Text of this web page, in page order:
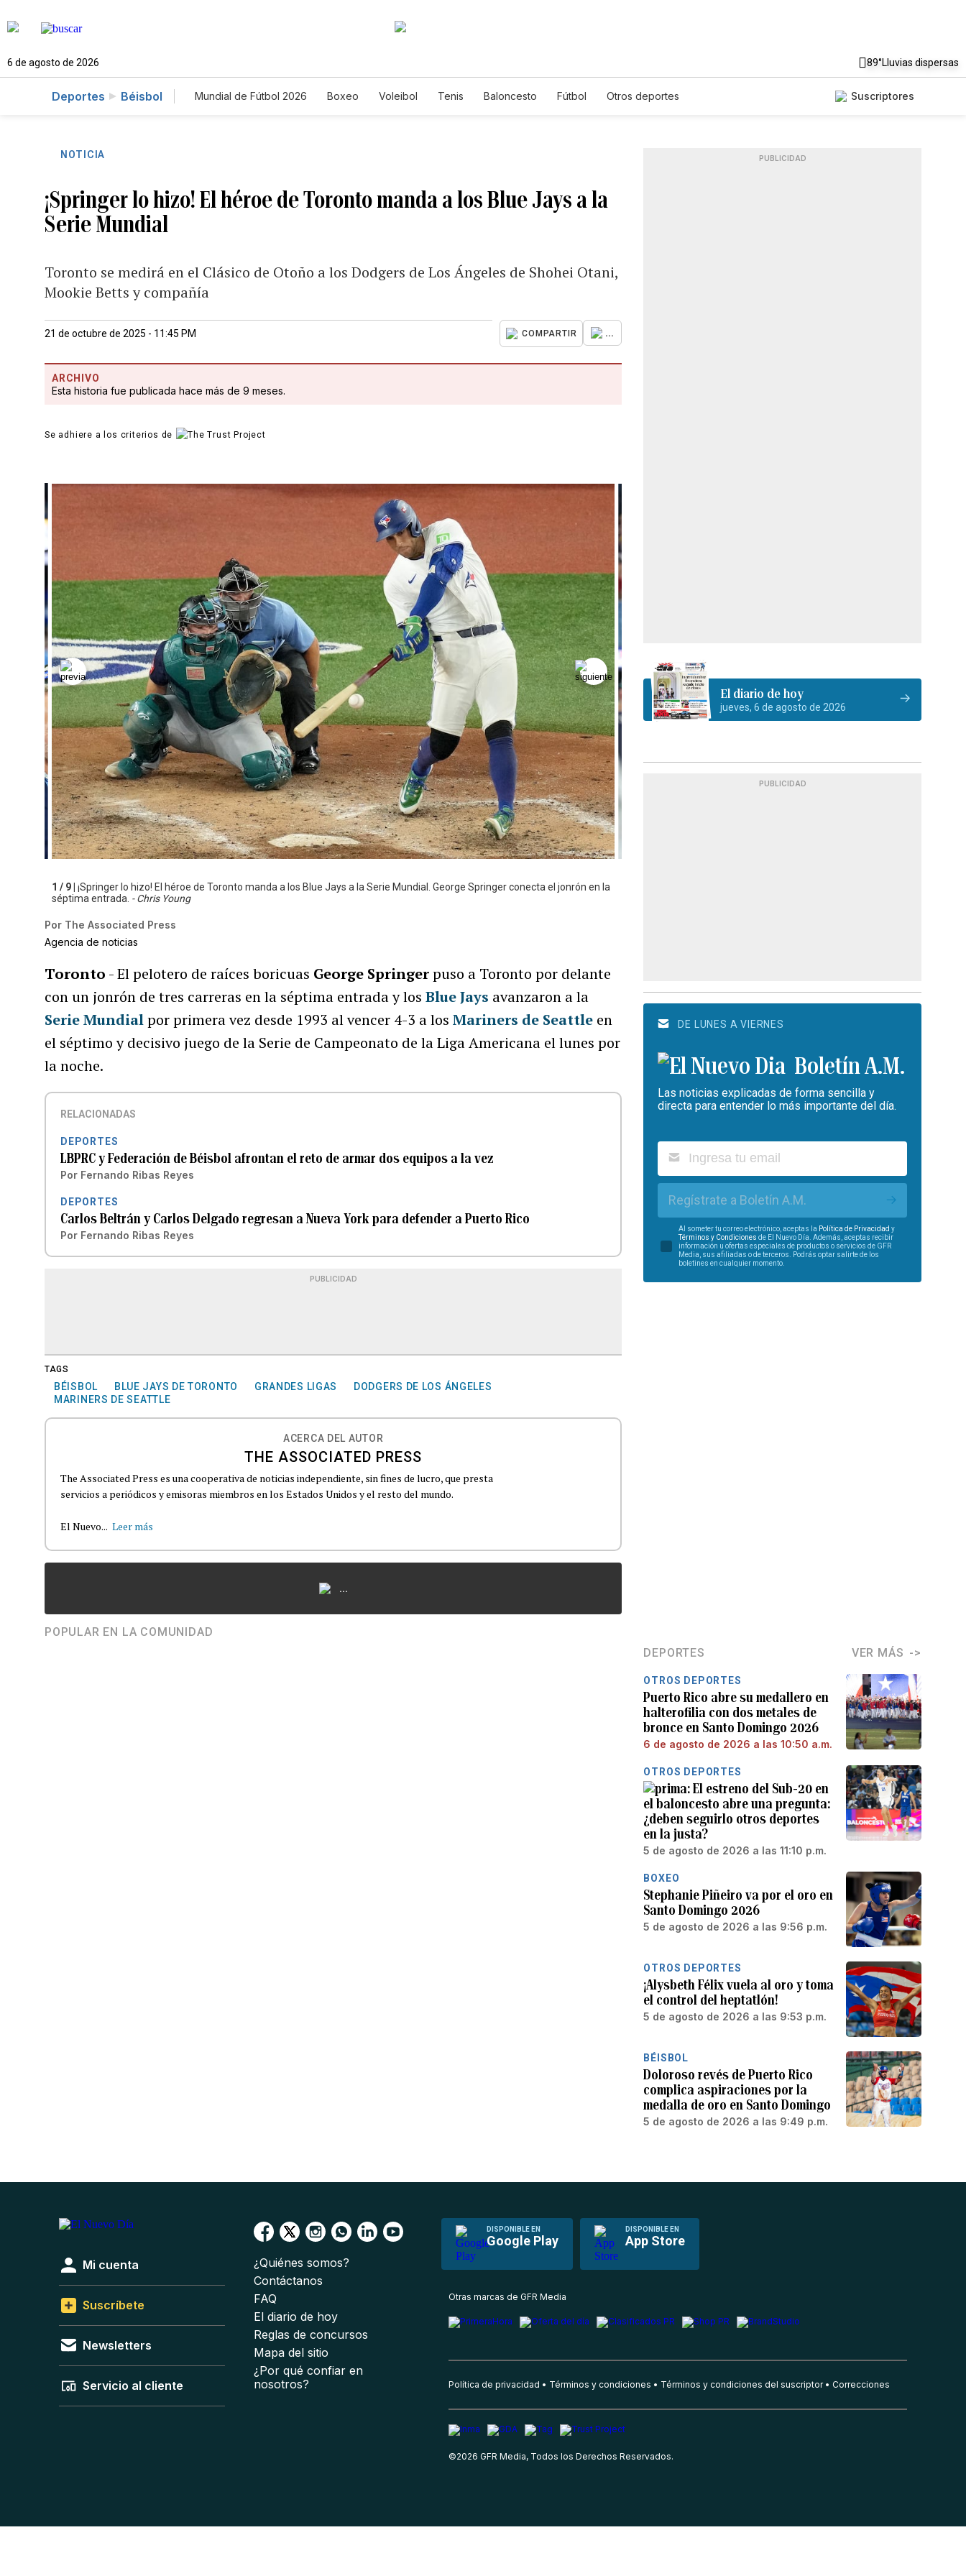
6 de agosto de 2026 89°Lluvias dispersas
Deportes Béisbol Mundial de Fútbol 2026 Boxeo Voleibol Tenis Baloncesto Fútbol Otros deportes Suscriptores
NOTICIA
¡Springer lo hizo! El héroe de Toronto manda a los Blue Jays a la
Serie Mundial
Toronto se medirá en el Clásico de Otoño a los Dodgers de Los Ángeles de Shohei Otani,
Mookie Betts y compañía
21 de octubre de 2025 - 11:45 PM COMPARTIR ...
ARCHIVO
Esta historia fue publicada hace más de 9 meses.
Se adhiere a los criterios de
1 / 9 |¡Springer lo hizo! El héroe de Toronto manda a los Blue Jays a la Serie Mundial. George Springer conecta el jonrón en la
séptima entrada. - Chris Young
Por The Associated Press
Agencia de noticias
Toronto - El pelotero de raíces boricuas George Springerpuso a Toronto por delante
con un jonrón de tres carreras en la séptima entrada y losBlue Jays avanzaron a la
Serie Mundialpor primera vez desde 1993 al vencer 4-3 a losMariners de Seattle en
el séptimo y decisivo juego de la Serie de Campeonato de la Liga Americana el lunes por
la noche.
RELACIONADAS
DEPORTES
LBPRC y Federación de Béisbol afrontan el reto de armar dos equipos a la vez
Por Fernando Ribas Reyes
DEPORTES
Carlos Beltrán y Carlos Delgado regresan a Nueva York para defender a Puerto Rico
Por Fernando Ribas Reyes
PUBLICIDAD
TAGS
BÉISBOL BLUE JAYS DE TORONTO GRANDES LIGAS
DODGERS DE LOS ÁNGELES
MARINERS DE SEATTLE
ACERCA DEL AUTOR
THE ASSOCIATED PRESS
The Associated Press es una cooperativa de noticias independiente, sin fines de lucro, que presta
servicios a periódicos y emisoras miembros en los Estados Unidos y el resto del mundo.
El Nuevo... Leer más
...
POPULAR EN LA COMUNIDAD
PUBLICIDAD
El diario de hoy
jueves, 6 de agosto de 2026
PUBLICIDAD
DE LUNES A VIERNES
Boletín A.M.
Las noticias explicadas de forma sencilla y
directa para entender lo más importante del día.
Regístrate a Boletín A.M.
Al someter tu correo electrónico, aceptas la Política de Privacidad y
Términos y Condiciones de El Nuevo Día. Además, aceptas recibir
información u ofertas especiales de productos o servicios de GFR
Media, sus afiliadas o de terceros. Podrás optar salirte de los
boletines en cualquier momento.
DEPORTES VER MÁS
OTROS DEPORTES
Puerto Rico abre su medallero en
halterofilia con dos metales de
bronce en Santo Domingo 2026
6 de agosto de 2026 a las 10:50 a.m.
OTROS DEPORTES
El estreno del Sub-20 en
el baloncesto abre una pregunta:
¿deben seguirlo otros deportes
en la justa?
5 de agosto de 2026 a las 11:10 p.m.
BOXEO
Stephanie Piñeiro va por el oro en
Santo Domingo 2026
5 de agosto de 2026 a las 9:56 p.m.
OTROS DEPORTES
¡Alysbeth Félix vuela al oro y toma
el control del heptatlón!
5 de agosto de 2026 a las 9:53 p.m.
BÉISBOL
Doloroso revés de Puerto Rico
complica aspiraciones por la
medalla de oro en Santo Domingo
5 de agosto de 2026 a las 9:49 p.m.
DISPONIBLE EN
Google Play
DISPONIBLE EN
App Store
Mi cuenta
Suscríbete
Newsletters
Servicio al cliente
¿Quiénes somos?
Contáctanos
FAQ
El diario de hoy
Reglas de concursos
Mapa del sitio
¿Por qué confiar en
nosotros?
Otras marcas de GFR Media
Política de privacidad Términos y condiciones Términos y condiciones del suscriptor Correcciones
©2026 GFR Media, Todos los Derechos Reservados.